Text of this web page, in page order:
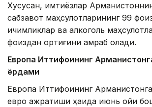
Хусусан, имтиёзлар
сабзавот маҳсулотларининг 99
ичимликлар ва алкоголь
фоиздан ортиғини қамраб олади.
Европа Иттифоқининг
ёрдами
Европа Иттифоқининг
евро ажратиши ҳақида июнь ойи